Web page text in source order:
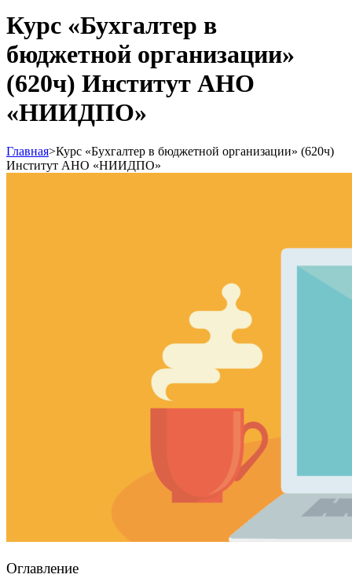
Курс «Бухгалтер в
бюджетной организации»
(620ч) Институт АНО
«НИИДПО»
Главная>Курс «Бухгалтер в бюджетной организации» (620ч)
Институт АНО «НИИДПО»
Оглавление